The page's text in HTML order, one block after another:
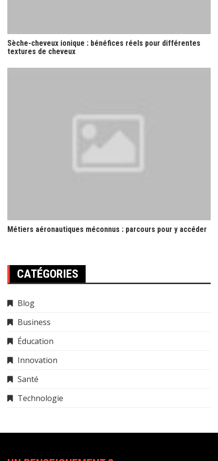
Sèche-cheveux ionique : bénéfices réels pour différentes
textures de cheveux
Métiers aéronautiques méconnus : parcours pour y accéder
CATÉGORIES
Blog
Business
Éducation
Innovation
Santé
Technologie